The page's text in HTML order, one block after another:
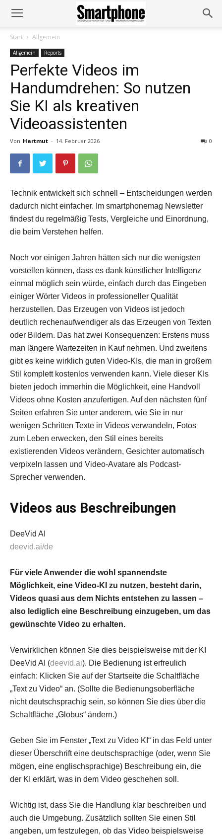
Start Allgemein
Allgemein Reports
Perfekte Videos im
Handumdrehen: So nutzen
Sie KI als kreativen
Videoassistenten
Von Hartmut - 14. Februar 2026 0
Technik entwickelt sich schnell – Entscheidungen werden
dadurch nicht einfacher. Im smartphonemag Newsletter
findest du regelmäßig Tests, Vergleiche und Einordnung,
die beim Verstehen helfen.
Noch vor einigen Jahren hätten sich nur die wenigsten
vorstellen können, dass es dank künstlicher Intelligenz
einmal möglich sein würde, einfach durch das Eingeben
einiger Wörter Videos in professioneller Qualität
herzustellen. Das Erzeugen von Videos ist jedoch
deutlich rechenaufwendiger als das Erzeugen von Texten
oder Bildern. Das hat zwei Konsequenzen: Erstens muss
man längere Wartezeiten in Kauf nehmen. Und zweitens
gibt es keine wirklich guten Video-KIs, die man in großem
Stil komplett kostenlos verwenden kann. Viele dieser KIs
bieten jedoch immerhin die Möglichkeit, eine Handvoll
Videos ohne Kosten anzufertigen. Auf den nächsten fünf
Seiten erfahren Sie unter anderem, wie Sie in nur
wenigen Schritten Texte in Videos verwandeln, Fotos
zum Leben erwecken, den Stil eines bereits
existierenden Videos verändern, Gesichter automatisch
verpixeln lassen und Video-Avatare als Podcast-
Sprecher verwenden.
Videos aus Beschreibungen
DeeVid AI
deevid.ai/de
Für viele Anwender die wohl spannendste
Möglichkeit, eine Video-KI zu nutzen, besteht darin,
Videos quasi aus dem Nichts entstehen zu lassen –
also lediglich eine Beschreibung einzugeben, um das
gewünschte Video zu erhalten.
Verwirklichen können Sie dies beispielsweise mit der KI
DeeVid AI (deevid.ai). Die Bedienung ist erfreulich
einfach: Klicken Sie auf der Startseite die Schaltfläche
„Text zu Video“ an. (Sollte die Bedienungsoberfläche
nicht deutschsprachig sein, so können Sie dies über die
Schaltfläche „Globus“ ändern.)
Geben Sie im Fenster „Text zu Video KI“ in das Feld unter
dieser Überschrift eine deutschsprachige (oder, wenn Sie
mögen, eine englischsprachige) Beschreibung ein, die
der KI erklärt, was in dem Video geschehen soll.
Wichtig ist, dass Sie die Handlung klar beschreiben und
auch die Umgebung. Zusätzlich sollten Sie einen Stil
angeben, um festzulegen, ob das Video beispielsweise